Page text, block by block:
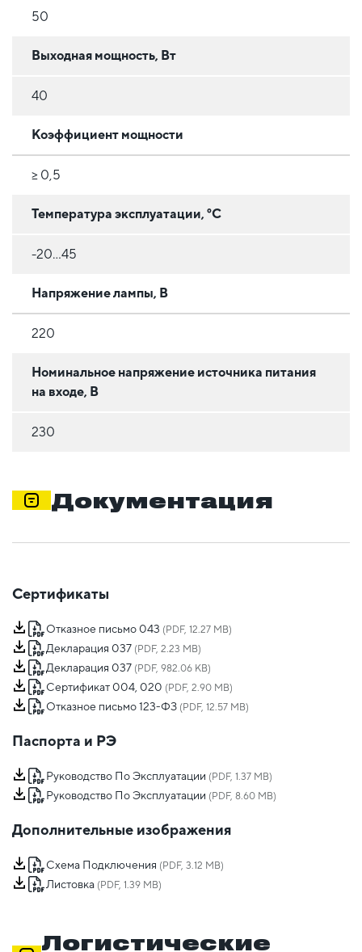
50
Выходная мощность, Вт
40
Коэффициент мощности
≥ 0,5
Температура эксплуатации, °C
-20...45
Напряжение лампы, В
220
Номинальное напряжение источника питания
на входе, В
230
Документация
Сертификаты
Отказное письмо 043 (PDF, 12.27 MB)
Декларация 037 (PDF, 2.23 MB)
Декларация 037 (PDF, 982.06 KB)
Сертификат 004, 020 (PDF, 2.90 MB)
Отказное письмо 123-ФЗ (PDF, 12.57 MB)
Паспорта и РЭ
Руководство По Эксплуатации (PDF, 1.37 MB)
Руководство По Эксплуатации (PDF, 8.60 MB)
Дополнительные изображения
Схема Подключения (PDF, 3.12 MB)
Листовка (PDF, 1.39 MB)
Логистические